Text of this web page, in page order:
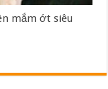
mắm ớt siêu